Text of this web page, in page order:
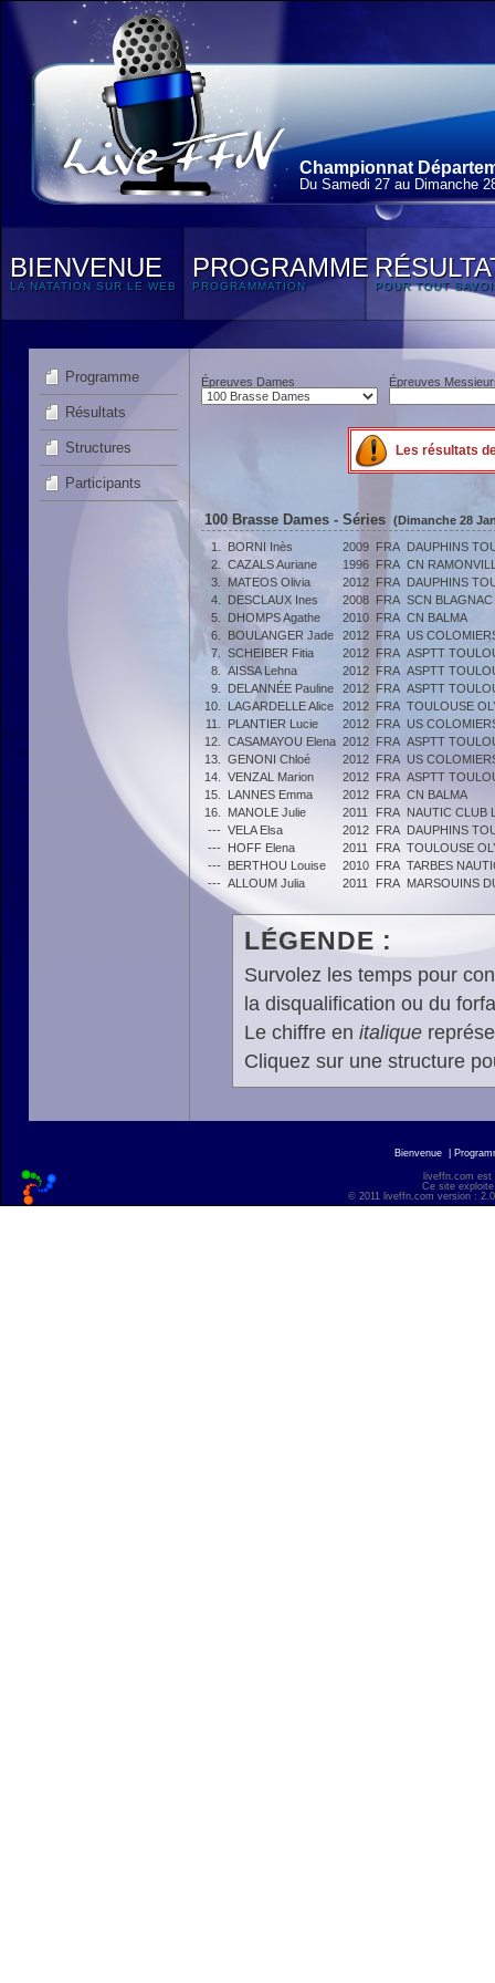
Championnat
Du Samedi 27 au Dimanche
BIENVENUE
LA NATATION SUR LE WEB
PROGRAMME
PROGRAMMATION POUR TOUT
Programme
Résultats
Structures
Participants
Épreuves Dames Épreuves
Les résultats
100 Brasse Dames - Séries (Dimanche 28
1.
BORNI Inès 2009 FRA DAUPHINS
2.
CAZALS Auriane 1996 FRA CN
3.
MATEOS Olivia 2012 FRA DAUPHINS
4.
DESCLAUX Ines 2008 FRA SCN BLAGNAC
5.
DHOMPS Agathe 2010 FRA CN BALMA
6.
BOULANGER Jade 2012 FRA US
7.
SCHEIBER Fitia 2012 FRA ASPTT
8.
AISSA Lehna 2012 FRA ASPTT
9.
DELANNÉE Pauline 2012 FRA ASPTT
10.
LAGARDELLE Alice 2012 FRA TOULOUSE
11.
PLANTIER Lucie 2012 FRA US
12.
CASAMAYOU Elena 2012 FRA ASPTT
13.
GENONI Chloé 2012 FRA US
14.
VENZAL Marion 2012 FRA ASPTT
15.
LANNES Emma 2012 FRA CN BALMA
16.
MANOLE Julie 2011 FRA NAUTIC CLUB
--- VELA Elsa 2012 FRA DAUPHINS
--- HOFF Elena 2011 FRA TOULOUSE
--- BERTHOU Louise 2010 FRA TARBES
--- ALLOUM Julia 2011 FRA MARSOUINS
LÉGENDE :
Survolez les temps pour
la disqualification ou du
Le chiffre en italique
Cliquez sur une structure
Bienvenue
liveffn.com est
Ce site
© 2011 liveffn.com version :